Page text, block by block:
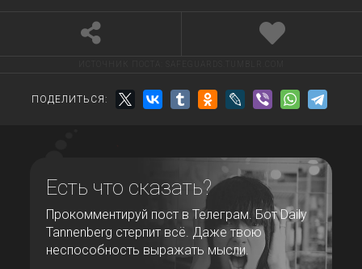
ПОДЕЛИТЬСЯ:
Есть что сказать?
Прокомментируй пост в Телеграм. Бот Daily
Tannenberg стерпит всё. Даже твою
неспособность выражать мысли.